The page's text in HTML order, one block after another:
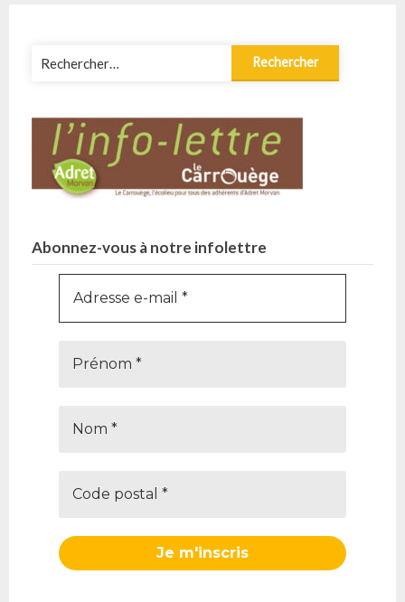
Abonnez-vous à notre infolettre